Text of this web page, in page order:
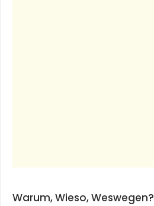
Warum, Wieso, Weswegen?